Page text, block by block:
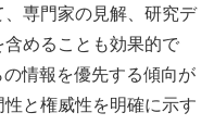
専門家の見解、研究デ
めることも効果的で
情報を優先する傾向が
と権威性を明確に示す